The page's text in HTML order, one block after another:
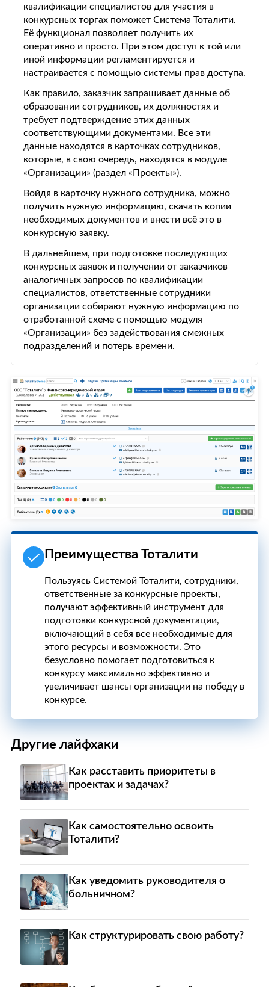
квалификации специалистов для участия в
конкурсных торгах поможет Система Тоталити.
Её функционал позволяет получить их
оперативно и просто. При этом доступ к той или
иной информации регламентируется и
настраивается с помощью системы прав доступа.
Как правило, заказчик запрашивает данные об
образовании сотрудников, их должностях и
требует подтверждение этих данных
соответствующими документами. Все эти
данные находятся в карточках сотрудников,
которые, в свою очередь, находятся в модуле
«Организации» (раздел «Проекты»).
Войдя в карточку нужного сотрудника, можно
получить нужную информацию, скачать копии
необходимых документов и внести всё это в
конкурсную заявку.
В дальнейшем, при подготовке последующих
конкурсных заявок и получении от заказчиков
аналогичных запросов по квалификации
специалистов, ответственные сотрудники
организации собирают нужную информацию по
отработанной схеме с помощью модуля
«Организации» без задействования смежных
подразделений и потерь времени.
Преимущества Тоталити
Пользуясь Системой Тоталити, сотрудники,
ответственные за конкурсные проекты,
получают эффективный инструмент для
подготовки конкурсной документации,
включающий в себя все необходимые для
этого ресурсы и возможности. Это
безусловно помогает подготовиться к
конкурсу максимально эффективно и
увеличивает шансы организации на победу в
конкурсе.
Другие лайфхаки
Как расставить приоритеты в
проектах и задачах?
Как самостоятельно освоить
Тоталити?
Как уведомить руководителя о
больничном?
Как структурировать свою работу?